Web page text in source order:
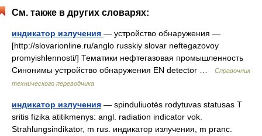
См. также в других словарях:
индикатор излучения — устройство обнаружения —
[http://slovarionline.ru/anglo russkiy slovar neftegazovoy
promyishlennosti/] Тематики нефтегазовая промышленность
Синонимы устройство обнаружения EN detector …
Справочник
технического переводчика
индикатор излучения — spinduliuotės rodytuvas statusas T
sritis fizika atitikmenys: angl. radiation indicator vok.
Strahlungsindikator, m rus. индикатор излучения, m pranc.